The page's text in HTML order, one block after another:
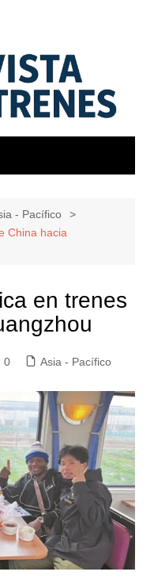
- Pacífico
China hacia
en trenes
0 Asia - Pacífico